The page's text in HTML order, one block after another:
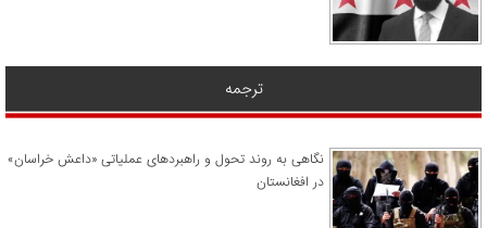
ترجمه
نگاهی به روند تحول و راهبردهای عملیاتی «داعش خراسان»
در افغانستان